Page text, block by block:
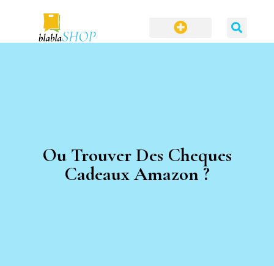
Ou Trouver Des Cheques
Cadeaux Amazon ?